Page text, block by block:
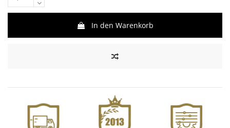
In den Warenkorb